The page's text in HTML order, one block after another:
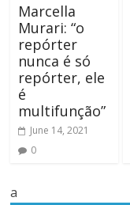
Marcella
Murari: “o
repórter
nunca é só
repórter, ele
é
multifunção”
June 14, 2021
0
a